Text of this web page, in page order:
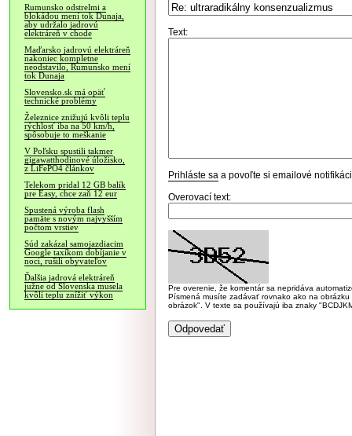
Rumunsko odstrelmi a
blokádou mení tok Dunaja,
aby udržalo jadrovú
elektráreň v chode
Maďarsko jadrovú elektráreň
nakoniec kompletne
neodstavilo, Rumunsko mení
tok Dunaja
Slovensko.sk má opäť
technické problémy
Železnice znižujú kvôli teplu
rýchlosť iba na 50 km/h,
spôsobuje to meškanie
V Poľsku spustili takmer
gigawatthodinové úložisko,
z LiFePO4 článkov
Telekom pridal 12 GB balík
pre Easy, chce zaň 12 eur
Spustená výroba flash
pamäte s novým najvyšším
počtom vrstiev
Súd zakázal samojazdiacim
Google taxíkom dobíjanie v
noci, rušili obyvateľov
Ďalšia jadrová elektráreň
južne od Slovenska musela
kvôli teplu znížiť výkon
Text:
Prihláste sa a povoľte si emailové
Overovací text:
Pre overenie, že komentár sa nepridáva
Písmená musíte zadávať rovnako ako na
obrázok". V texte sa používajú iba znaky